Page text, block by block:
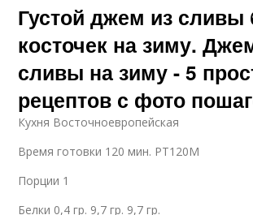
Густой джем из сливы
косточек на зиму.
сливы на зиму - 5
рецептов с фото
Кухня Восточноевропейская
Время готовки 120 мин. PT120M
Порции 1
Белки 0,4 гр. 9,7 гр. 9,7 гр.